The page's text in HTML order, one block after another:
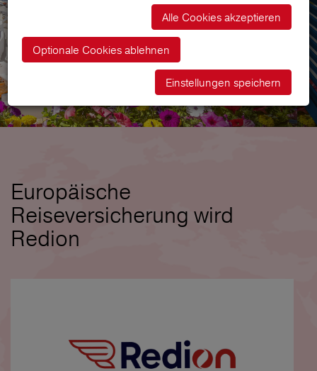
Europäische
Reiseversicherung wird
Redion
Alle Cookies akzeptieren
Optionale Cookies ablehnen
Einstellungen speichern